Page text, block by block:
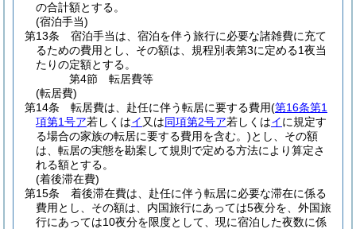
の合計額とする。
(宿泊手当)
第13条
宿泊手当は、宿泊を伴う旅行に必要な諸雑費に充て
るための費用とし、その額は、規程別表第3に定める1夜当
たりの定額とする。
第4節
転居費等
(転居費)
第14条
転居費は、赴任に伴う転居に要する費用(第16条第1
項第1号ア若しくはイ 又は同項第2号ア若しくはイに規定す
る場合の家族の転居に要する費用を含む。)とし、その額
は、転居の実態を勘案して規則で定める方法により算定さ
れる額とする。
(着後滞在費)
第15条
着後滞在費は、赴任に伴う転居に必要な滞在に係る
費用とし、その額は、内国旅行にあっては5夜分を、外国旅
行にあっては10夜分を限度として、現に宿泊した夜数に係